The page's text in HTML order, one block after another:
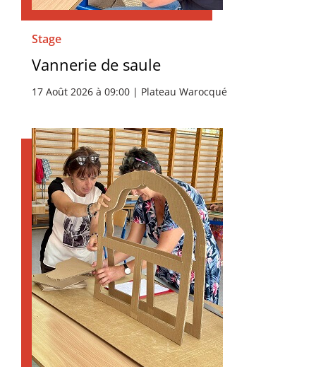
Stage
Vannerie de saule
17 Août 2026 à 09:00 | Plateau Warocqué